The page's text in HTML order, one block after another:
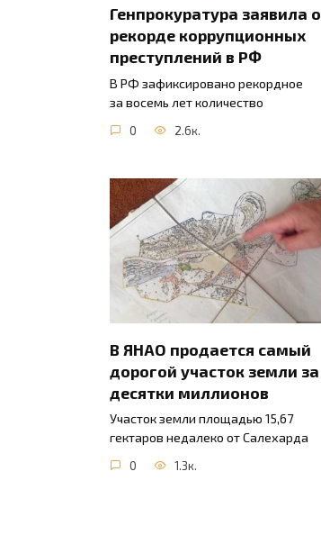
Генпрокуратура заявила о
рекорде коррупционных
преступлений в РФ
В РФ зафиксировано рекордное
за восемь лет количество
0 2.6к.
В ЯНАО продается самый
дорогой участок земли за
десятки миллионов
Участок земли площадью 15,67
гектаров недалеко от Салехарда
0 1.3к.